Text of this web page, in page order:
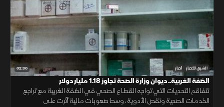
02:30 الشرق للأخبار أخبار
الضفة الغربية.. ديوان وزارة الصحة تجاوز 1.18 مليار دولار
تتفاقم التحديات التي تواجه القطاع الصحي في الضفة الغربية مع تراجع
الخدمات الصحية ونقص الأدوية، وسط صعوبات مالية أثرت على